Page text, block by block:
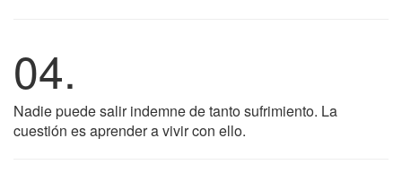
04.
Nadie puede salir indemne de tanto sufrimiento. La
cuestión es aprender a vivir con ello.